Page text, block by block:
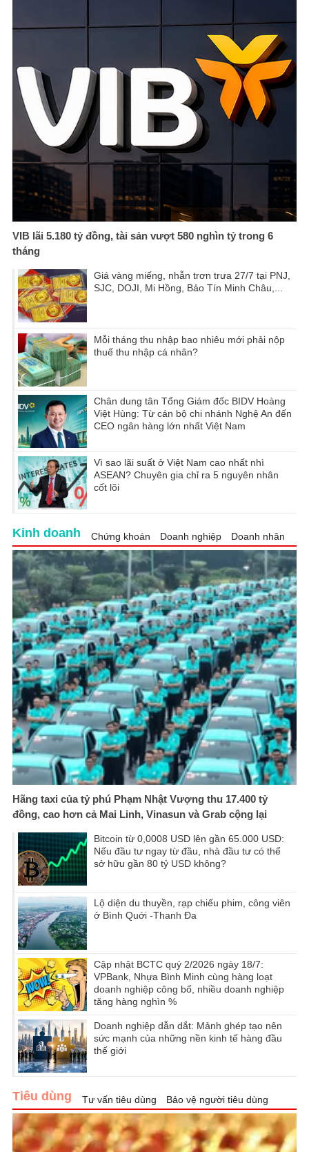
VIB lãi 5.180 tỷ đồng, tài sản vượt 580 nghìn tỷ trong 6
tháng
Giá vàng miếng, nhẫn trơn trưa 27/7 tại PNJ,
SJC, DOJI, Mi Hồng, Bảo Tín Minh Châu,...
Mỗi tháng thu nhập bao nhiêu mới phải nộp
thuế thu nhập cá nhân?
Chân dung tân Tổng Giám đốc BIDV Hoàng
Việt Hùng: Từ cán bộ chi nhánh Nghệ An đến
CEO ngân hàng lớn nhất Việt Nam
Vì sao lãi suất ở Việt Nam cao nhất nhì
ASEAN? Chuyên gia chỉ ra 5 nguyên nhân
cốt lõi
Kinh doanh Chứng khoán Doanh nghiệp Doanh nhân
Hãng taxi của tỷ phú Phạm Nhật Vượng thu 17.400 tỷ
đồng, cao hơn cả Mai Linh, Vinasun và Grab cộng lại
Bitcoin từ 0,0008 USD lên gần 65.000 USD:
Nếu đầu tư ngay từ đầu, nhà đầu tư có thể
sở hữu gần 80 tỷ USD không?
Lộ diện du thuyền, rạp chiếu phim, công viên
ở Bình Quới -Thanh Đa
Cập nhật BCTC quý 2/2026 ngày 18/7:
VPBank, Nhựa Bình Minh cùng hàng loạt
doanh nghiệp công bố, nhiều doanh nghiệp
tăng hàng nghìn %
Doanh nghiệp dẫn dắt: Mảnh ghép tạo nên
sức mạnh của những nền kinh tế hàng đầu
thế giới
Tiêu dùng Tư vấn tiêu dùng Bảo vệ người tiêu dùng